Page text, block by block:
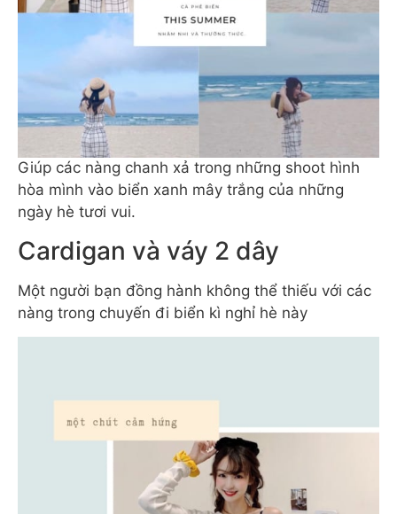
Giúp các nàng chanh xả trong những shoot hình
hòa mình vào biển xanh mây trắng của những
ngày hè tươi vui.
Cardigan và váy 2 dây
Một người bạn đồng hành không thể thiếu với các
nàng trong chuyến đi biển kì nghỉ hè này